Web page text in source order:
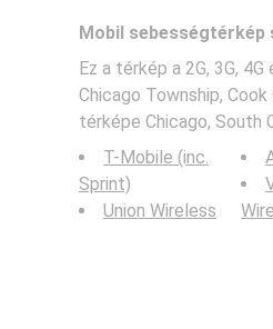
Mobil
Ez a térkép a 2G, 3G,
Chicago Township,
térképe Chicago, South
T-Mobile (inc.
Sprint)
Union Wireless